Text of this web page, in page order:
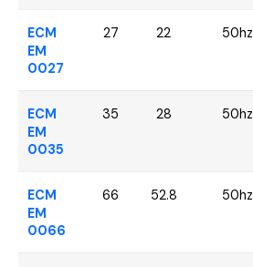
ECM
EM
0027
27 22 50hz
ECM
EM
0035
35 28 50hz
ECM
EM
0066
66 52.8 50hz